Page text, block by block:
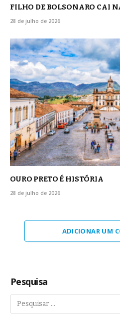
FILHO DE BOLSONARO CAI
28 de julho de 2026
OURO PRETO É HISTÓRIA
28 de julho de 2026
ADICIONAR UM
Pesquisa